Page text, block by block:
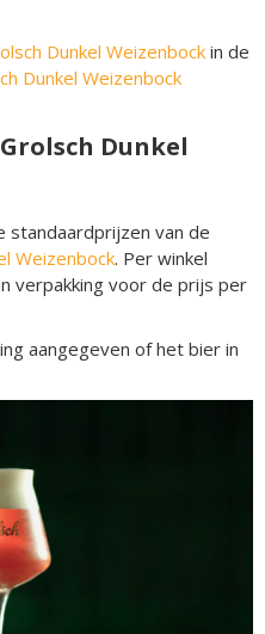
Dunkel Weizenbockin de
Dunkel Weizenbock
Dunkel
standaardprijzen van de
Weizenbock. Per winkel
verpakking voor de prijs per
aangegeven of het bier in